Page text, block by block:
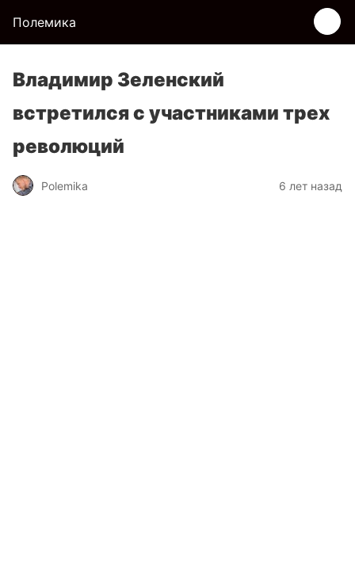
Полемика
Владимир Зеленский
встретился с участниками трех
революций
Polemika 6 лет назад